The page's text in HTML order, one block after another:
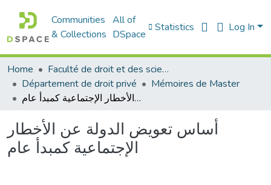
Communities
& Collections
All of
DSpace
Statistics Log In
Home
Faculté de droit et des sciences politiques
Département de droit privé
Mémoires de Master
أساس تعويض الدولة عن الأخطار الإجتماعية كمبدأ عام
أساس تعويض الدولة عن الأخطار
الإجتماعية كمبدأ عام